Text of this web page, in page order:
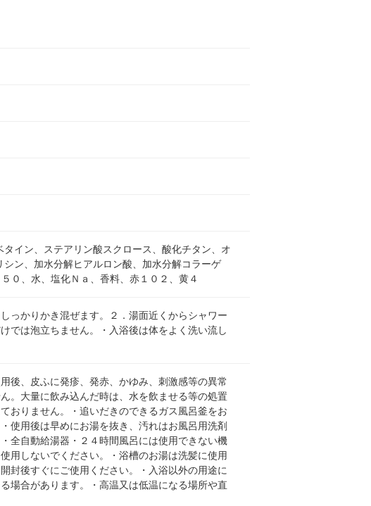
イン、ステアリン酸スクロース、酸化チタン、オ
ン、加水分解ヒアルロン酸、加水分解コラーゲ
０、水、塩化Ｎａ、香料、赤１０２、黄４
っかりかき混ぜます。２．湯面近くからシャワー
では泡立ちません。・入浴後は体をよく洗い流し
後、皮ふに発疹、発赤、かゆみ、刺激感等の異常
。大量に飲み込んだ時は、水を飲ませる等の処置
おりません。・追いだきのできるガス風呂釜をお
使用後は早めにお湯を抜き、汚れはお風呂用洗剤
全自動給湯器・２４時間風呂には使用できない機
用しないでください。・浴槽のお湯は洗髪に使用
封後すぐにご使用ください。・入浴以外の用途に
場合があります。・高温又は低温になる場所や直